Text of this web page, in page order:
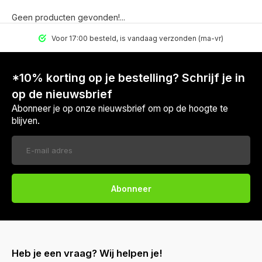
Geen producten gevonden!...
Voor 17:00 besteld, is vandaag verzonden (ma-vr)
*10% korting op je bestelling? Schrijf je in
op de nieuwsbrief
Abonneer je op onze nieuwsbrief om op de hoogte te
blijven.
Abonneer
Heb je een vraag? Wij helpen je!